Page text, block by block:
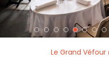
Le Grand Véfour